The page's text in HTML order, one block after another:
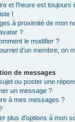
et l’heure est toujours
!
à proximité de mon
?
le modifier ?
d’un membre, on
de messages
ou poster une
un message ?
à mes messages ?
plus d’options à mon